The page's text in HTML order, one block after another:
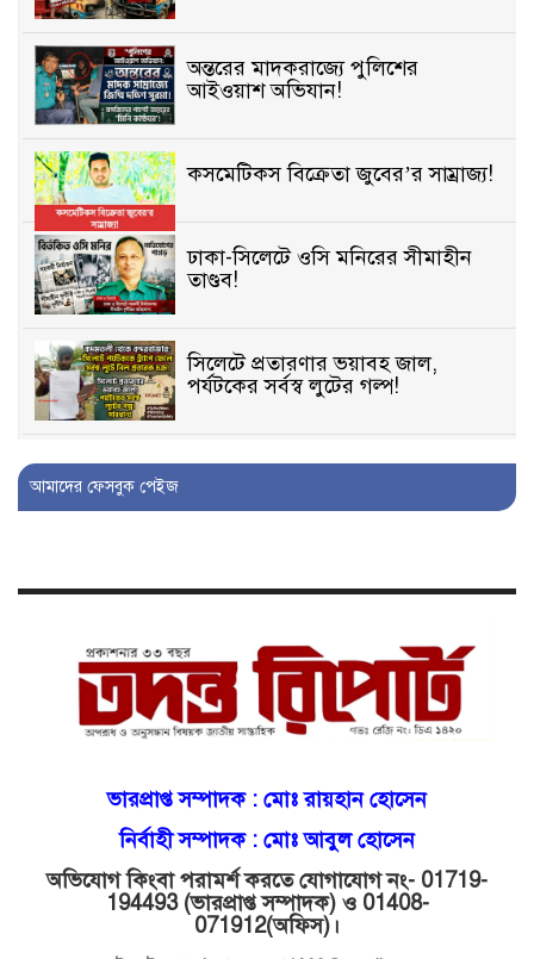
অন্তরের মাদকরাজ্যে পুলিশের
আইওয়াশ অভিযান!
কসমেটিকস বিক্রেতা জুবের’র সাম্রাজ্য!
ঢাকা-সিলেটে ওসি মনিরের সীমাহীন
তাণ্ডব!
সিলেটে প্রতারণার ভয়াবহ জাল,
পর্যটকের সর্বস্ব লুটের গল্প!
বিআইডিসি’তে ১৫ বছরের দখলদারিত্ব
ভ্রূণহত্যার অপচেষ্টা, গোয়াইনঘাট জুড়ে
মোগলাবাজার থানা কার কবলে?
গোয়াইনঘাটে বিজিবির নাম ভাঙিয়ে
দুলালের রাজত্ব!
মোগলাবাজারে এসআই দয়াময়’র
ঘুষের রাজত্ব!
আমাদের ফেসবুক পেইজ
ভারপ্রাপ্ত সম্পাদক : মোঃ রায়হান হোসেন
নির্বাহী সম্পাদক : মোঃ আবুল হোসেন
অভিযোগ কিংবা পরামর্শ করতে যোগাযোগ নং- 01719-
194493 (ভারপ্রাপ্ত সম্পাদক) ও 01408-
071912(অফিস)।